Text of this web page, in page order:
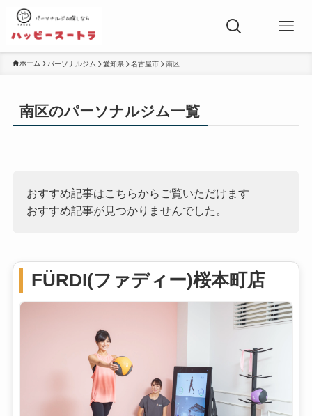
ホーム パーソナルジム 愛知県 名古屋市 南区
南区のパーソナルジム一覧
おすすめ記事はこちらからご覧いただけます
おすすめ記事が見つかりませんでした。
FÜRDI(ファディー)桜本町店